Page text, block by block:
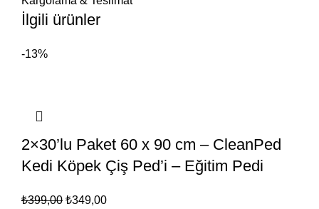
İlgili ürünler
-13%
2×30’lu Paket 60 x 90 cm – CleanPed
Kedi Köpek Çiş Ped’i – Eğitim Pedi
₺399,00 ₺349,00